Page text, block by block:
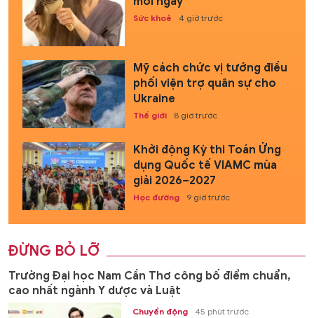
Sức khoẻ 4 giờ trước
Mỹ cách chức vị tướng điều
phối viện trợ quân sự cho
Ukraine
Thế giới 8 giờ trước
Khởi động Kỳ thi Toán Ứng
dụng Quốc tế VIAMC mùa
giải 2026–2027
Học đường 9 giờ trước
ĐỪNG BỎ LỠ
Trường Đại học Nam Cần Thơ công bố điểm chuẩn,
cao nhất ngành Y dược và Luật
Chuyển động 45 phút trước